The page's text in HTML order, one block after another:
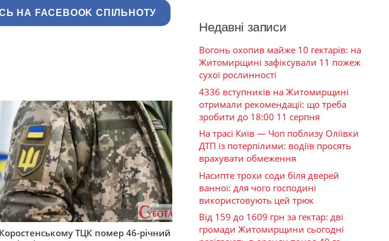
НА FACEBOOK СПІЛЬНОТУ
ТЦК помер 46-річний
Недавні записи
Вогонь охопив майже 10 гектарів: на
Житомирщині зафіксували 11 пожеж
сухої рослинності
4336 вступників на Житомирщині
отримали рекомендації: що треба
зробити до 18:00 11 серпня
На трасі Київ — Чоп поблизу Оліївки
ДТП із потерпілими: водіїв просять
врахувати обмеження
Насипте трохи соди біля дверей
ванної: для чого господині
використовують цей трюк
Від 159 до 1609 грн за гектар: дві
громади Житомирщини сьогодні